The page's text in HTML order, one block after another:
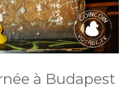
à Budapest